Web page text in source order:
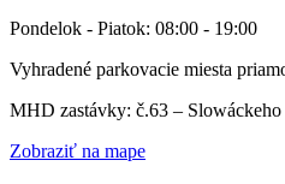
Pondelok - Piatok: 08:00 - 19:00
Vyhradené parkovacie miesta
MHD zastávky: č.63 – Slowáckeho
Zobraziť na mape